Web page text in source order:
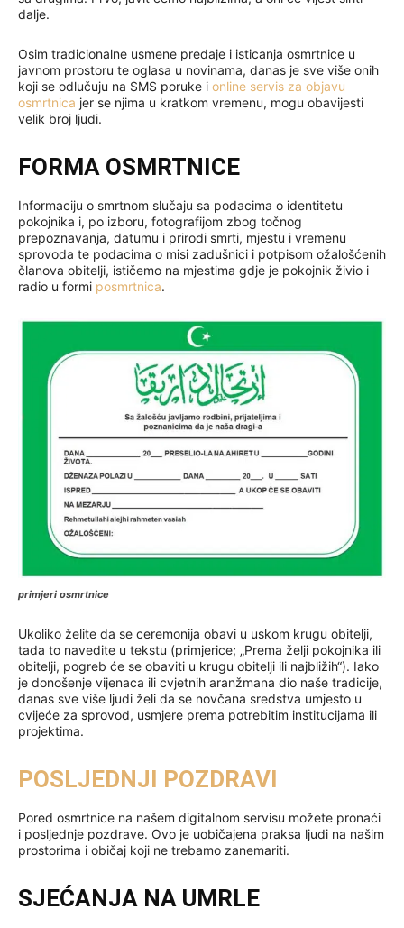
dalje.
Osim tradicionalne usmene predaje i isticanja osmrtnice u
javnom prostoru te oglasa u novinama, danas je sve više onih
koji se odlučuju na SMS poruke i online servis za objavu
osmrtnica jer se njima u kratkom vremenu, mogu obavijesti
velik broj ljudi.
FORMA OSMRTNICE
Informaciju o smrtnom slučaju sa podacima o identitetu
pokojnika i, po izboru, fotografijom zbog točnog
prepoznavanja, datumu i prirodi smrti, mjestu i vremenu
sprovoda te podacima o misi zadušnici i potpisom ožalošćenih
članova obitelji, ističemo na mjestima gdje je pokojnik živio i
radio u formi posmrtnica.
primjeri osmrtnice
Ukoliko želite da se ceremonija obavi u uskom krugu obitelji,
tada to navedite u tekstu (primjerice; „Prema želji pokojnika ili
obitelji, pogreb će se obaviti u krugu obitelji ili najbližih“). Iako
je donošenje vijenaca ili cvjetnih aranžmana dio naše tradicije,
danas sve više ljudi želi da se novčana sredstva umjesto u
cvijeće za sprovod, usmjere prema potrebitim institucijama ili
projektima.
POSLJEDNJI POZDRAVI
Pored osmrtnice na našem digitalnom servisu možete pronaći
i posljednje pozdrave. Ovo je uobičajena praksa ljudi na našim
prostorima i običaj koji ne trebamo zanemariti.
SJEĆANJA NA UMRLE